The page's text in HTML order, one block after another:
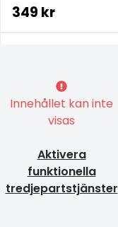
349 kr
Innehållet kan inte
visas
Aktivera
funktionella
tredjepartstjänster